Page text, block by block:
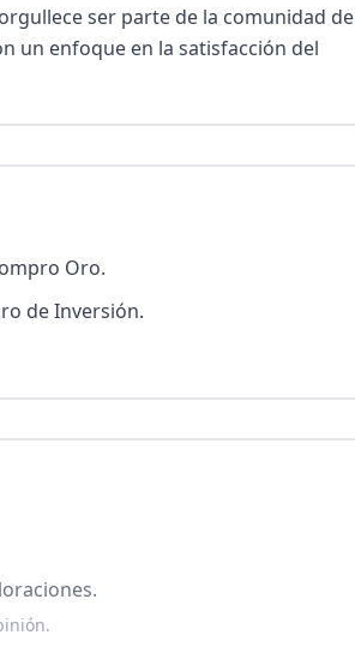
ser parte de la comunidad de
un enfoque en la satisfacción del
Oro.
de Inversión.